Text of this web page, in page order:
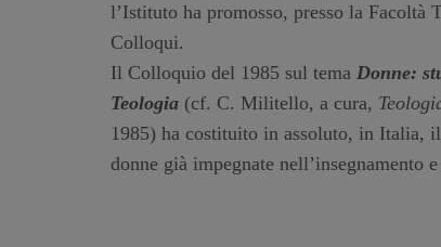
l’Istituto ha promosso, presso la
Colloqui.
Il Colloquio del 1985 sul tema Donne:
Teologia (cf. C. Militello, a cura,
1985) ha costituito in assoluto, in Italia,
donne già impegnate nell’insegnamento